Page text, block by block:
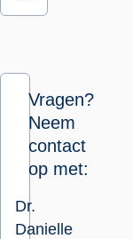
Vragen?
Neem
contact
op met:
Dr.
Danielle